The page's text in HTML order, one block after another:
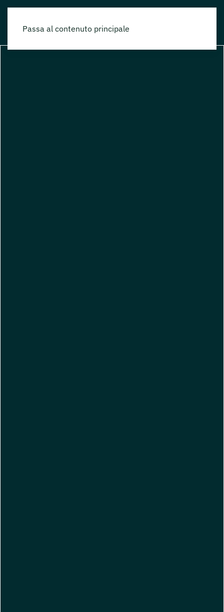
Passa al contenuto principale